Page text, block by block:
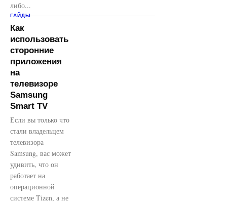
либо...
ГАЙДЫ
Как
использовать
сторонние
приложения
на
телевизоре
Samsung
Smart TV
Если вы только что
стали владельцем
телевизора
Samsung, вас может
удивить, что он
работает на
операционной
системе Tizen, а не